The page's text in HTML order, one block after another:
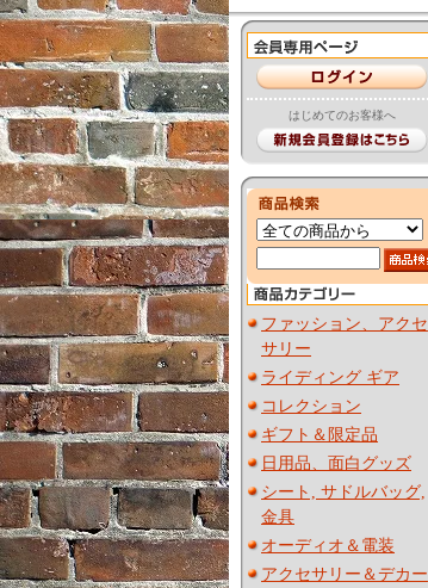
はじめてのお客様へ
ファッション、アクセ
サリー
ライディング ギア
コレクション
ギフト＆限定品
日用品、面白グッズ
シート, サドルバッグ,
金具
オーディオ＆電装
アクセサリー＆デカー